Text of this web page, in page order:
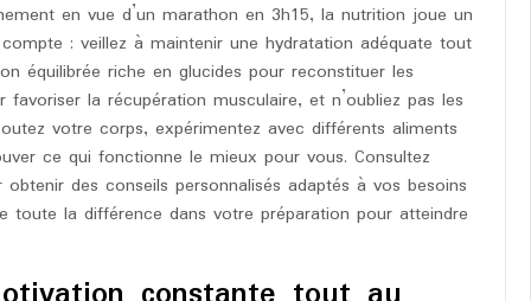
en vue d’un marathon en 3h15, la nutrition joue un
: veillez à maintenir une hydratation adéquate tout
équilibrée riche en glucides pour reconstituer les
la récupération musculaire, et n’oubliez pas les
votre corps, expérimentez avec différents aliments
ce qui fonctionne le mieux pour vous. Consultez
des conseils personnalisés adaptés à vos besoins
toute la différence dans votre préparation pour atteindre